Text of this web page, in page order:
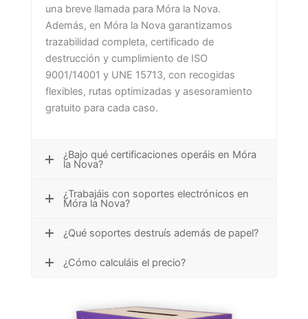
una breve llamada para Móra la Nova.
Además, en Móra la Nova garantizamos
trazabilidad completa, certificado de
destrucción y cumplimiento de ISO
9001/14001 y UNE 15713, con recogidas
flexibles, rutas optimizadas y asesoramiento
gratuito para cada caso.
¿Bajo qué certificaciones operáis en Móra
la Nova?
¿Trabajáis con soportes electrónicos en
Móra la Nova?
¿Qué soportes destruís además de papel?
¿Cómo calculáis el precio?